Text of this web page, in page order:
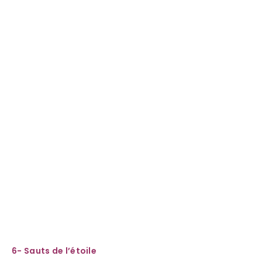
6- Sauts de l’étoile